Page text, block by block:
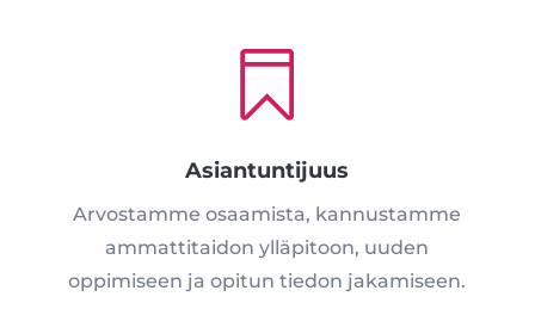

Asiantuntijuus
Arvostamme osaamista, kannustamme
ammattitaidon ylläpitoon, uuden
oppimiseen ja opitun tiedon jakamiseen.